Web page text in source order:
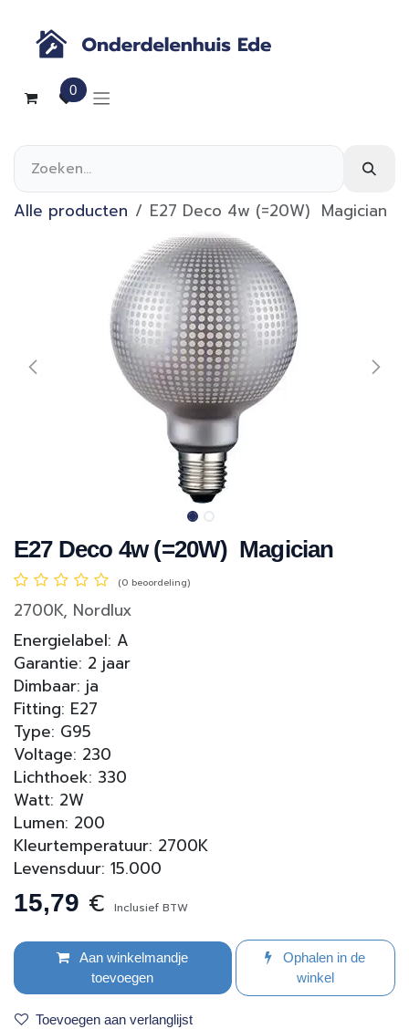
0
Alle producten E27 Deco 4w (=20W) Magician
E27 Deco 4w (=20W) Magician
(0 beoordeling)
2700K, Nordlux
Energielabel: A
Garantie: 2 jaar
Dimbaar: ja
Fitting: E27
Type: G95
Voltage: 230
Lichthoek: 330
Watt: 2W
Lumen: 200
Kleurtemperatuur: 2700K
Levensduur: 15.000
15,79 € Inclusief BTW
Aan winkelmandje
toevoegen
Ophalen in de
winkel
Toevoegen aan verlanglijst